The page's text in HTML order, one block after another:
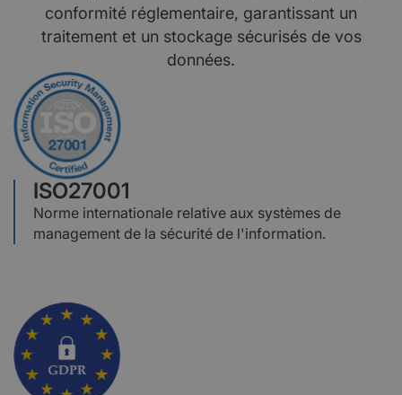
conformité réglementaire, garantissant un
traitement et un stockage sécurisés de vos
données.
ISO27001
Norme internationale relative aux systèmes de
management de la sécurité de l'information.